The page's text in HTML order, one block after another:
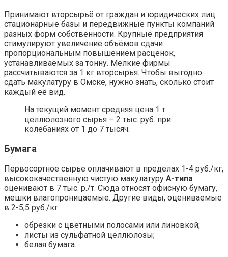
Принимают вторсырьё от граждан и юридических лиц
стационарные базы и передвижные пункты компаний
разных форм собственности. Крупные предприятия
стимулируют увеличение объёмов сдачи
пропорциональным повышением расценок,
устанавливаемых за тонну. Мелкие фирмы
рассчитываются за 1 кг вторсырья. Чтобы выгодно
сдать макулатуру в Омске, нужно знать, сколько стоит
каждый её вид.
На текущий момент средняя цена 1 т.
целлюлозного сырья – 2 тыс. руб. при
колебаниях от 1 до 7 тысяч.
Бумага
Первосортное сырье оплачивают в пределах 1-4 руб./кг,
высококачественную чистую макулатуру А-типа
оценивают в 7 тыс. р./т. Сюда относят офисную бумагу,
мешки влагопроницаемые. Другие виды, оцениваемые
в 2-5,5 руб./кг:
обрезки с цветными полосами или линовкой;
листы из сульфатной целлюлозы;
белая бумага.